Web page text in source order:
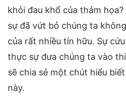
khỏi đau khổ của thảm
sự đã vứt bỏ chúng ta
của rất nhiều tín hữu. Sự
thực sự đưa chúng ta vào
sẽ chia sẻ một chút hiểu
này.